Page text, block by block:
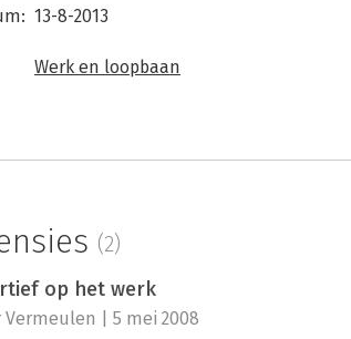
13-8-2013
Werk en loopbaan
(2)
op het werk
Vermeulen | 5 mei 2008